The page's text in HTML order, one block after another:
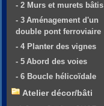
- 2 Murs et murets bâtis
- 3 Aménagement d'un
double pont ferroviaire
- 4 Planter des vignes
- 5 Abord des voies
- 6 Boucle hélicoïdale
Atelier décor/bâti